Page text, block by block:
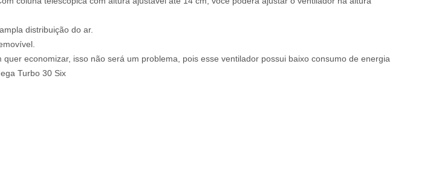
distribuição do ar.
economizar, isso não será um problema, pois esse ventilador possui baixo consumo de energia
Turbo 30 Six